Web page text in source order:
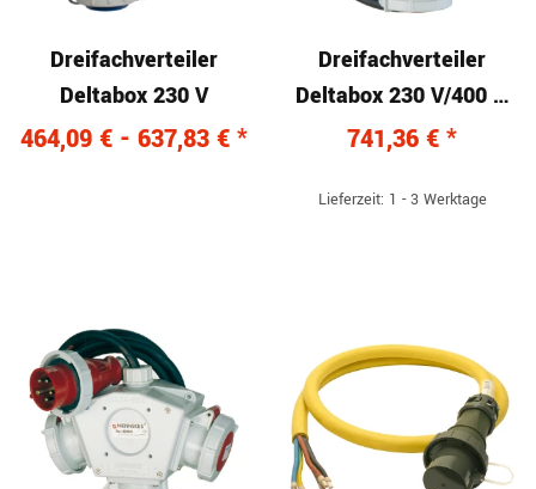
Dreifachverteiler
Deltabox 230 V
464,09 € - 637,83 € *
Dreifachverteiler
Deltabox 230 V/400 V,
16 A
741,36 € *
Lieferzeit: 1 - 3 Werktage